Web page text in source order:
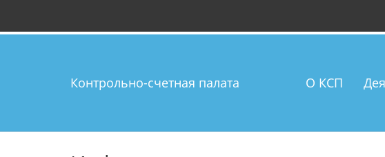
Контрольно-счетная палата О КСП